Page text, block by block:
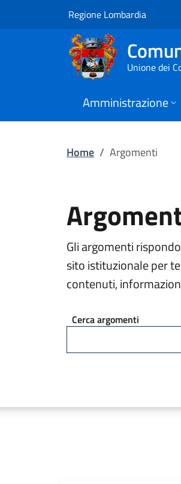
Vai al contenuto principale
Argomenti |
Regione Lombardia
Unione dei
Amministrazione
Home / Argomenti
Gli argomenti
sito istituzionale per
contenuti,
Cerca argomenti